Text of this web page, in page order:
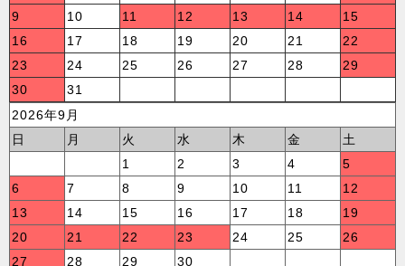
9
10 11 12 13 14
15
16
17 18 19 20 21
22
23
24 25 26 27 28
29
30
31
2026年9月
日
月 火 水 木 金
土
1
2 3 4
5
6
7 8 9 10 11
12
13
14 15 16 17 18
19
20
21 22 23 24 25
26
27
28 29
30